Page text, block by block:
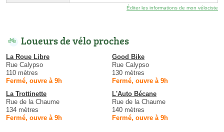
Éditer les informations de mon vélociste
Loueurs de vélo proches
La Roue Libre
Rue Calypso
110 mètres
Fermé, ouvre à 9h
Good Bike
Rue Calypso
130 mètres
Fermé, ouvre à 9h
La Trottinette
Rue de la Chaume
134 mètres
Fermé, ouvre à 9h
L'Auto Bécane
Rue de la Chaume
140 mètres
Fermé, ouvre à 9h